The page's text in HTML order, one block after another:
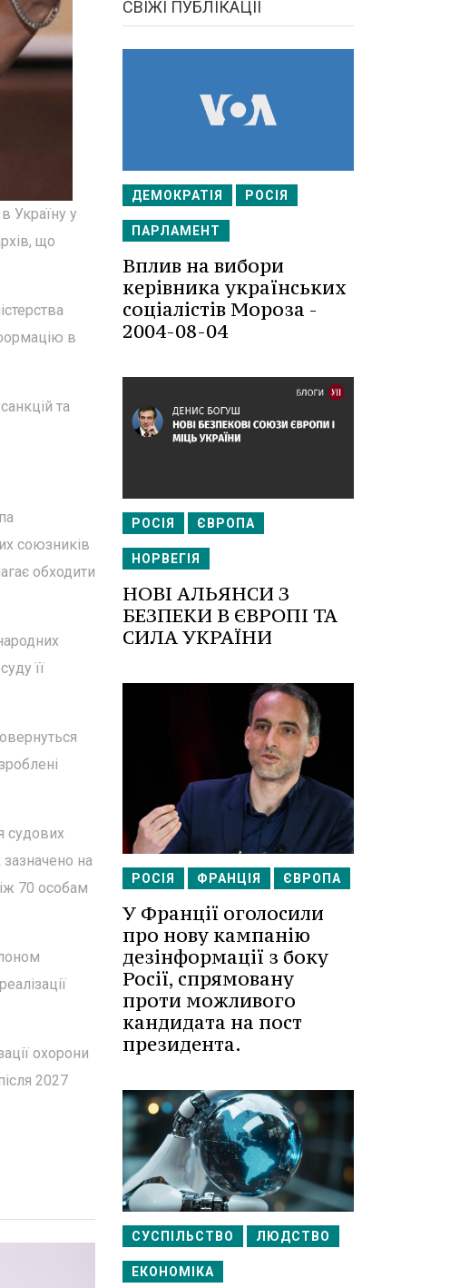
Україну у
що
в
та
союзників
обходити
її
судових
на
70 особам
охорони
2027
СВІЖІ ПУБЛІКАЦІЇ
ДЕМОКРАТІЯ РОСІЯ
ПАРЛАМЕНТ
Вплив на вибори
керівника українських
соціалістів Мороза -
2004-08-04
РОСІЯ ЄВРОПА
НОРВЕГІЯ
НОВІ АЛЬЯНСИ З
БЕЗПЕКИ В ЄВРОПІ ТА
СИЛА УКРАЇНИ
РОСІЯ ФРАНЦІЯ ЄВРОПА
У Франції оголосили
про нову кампанію
дезінформації з боку
Росії, спрямовану
проти можливого
кандидата на пост
президента.
СУСПІЛЬСТВО ЛЮДСТВО
ЕКОНОМІКА